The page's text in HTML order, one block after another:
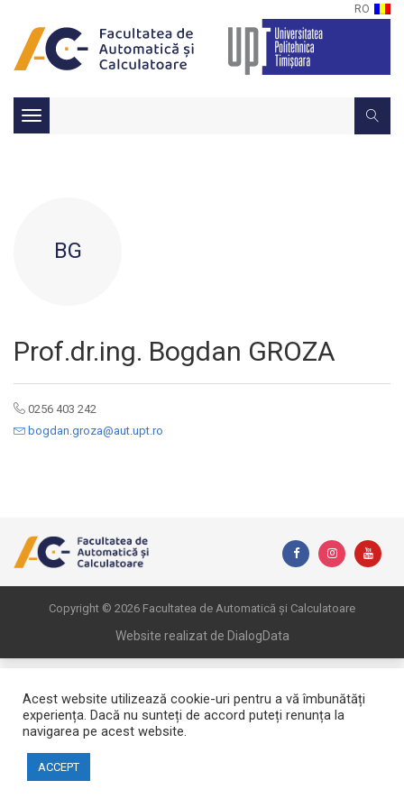
RO
Toggle
navigation
BG
Prof.dr.ing. Bogdan GROZA
0256 403 242
bogdan.groza@aut.upt.ro
Copyright © 2026 Facultatea de Automatică și Calculatoare
Website realizat de DialogData
Acest website utilizează cookie-uri pentru a vă îmbunătăți
experiența. Dacă nu sunteți de accord puteți renunța la
navigarea pe acest website.
ACCEPT